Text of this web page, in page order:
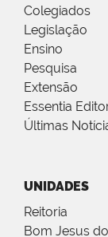
Colegiados
Legislação
Ensino
Pesquisa
Extensão
Essentia
Últimas
UNIDADES
Reitoria
Bom Jesus